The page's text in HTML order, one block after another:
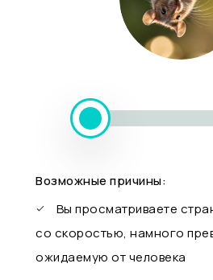
Возможные причины:
Вы просматриваете
со скоростью, намного
ожидаемую от человека